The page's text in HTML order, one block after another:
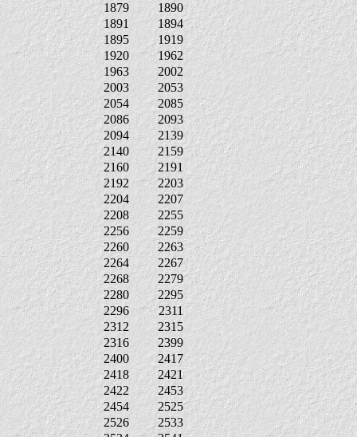
1879
1890
1891
1894
1895
1919
1920
1962
1963
2002
2003
2053
2054
2085
2086
2093
2094
2139
2140
2159
2160
2191
2192
2203
2204
2207
2208
2255
2256
2259
2260
2263
2264
2267
2268
2279
2280
2295
2296
2311
2312
2315
2316
2399
2400
2417
2418
2421
2422
2453
2454
2525
2526
2533